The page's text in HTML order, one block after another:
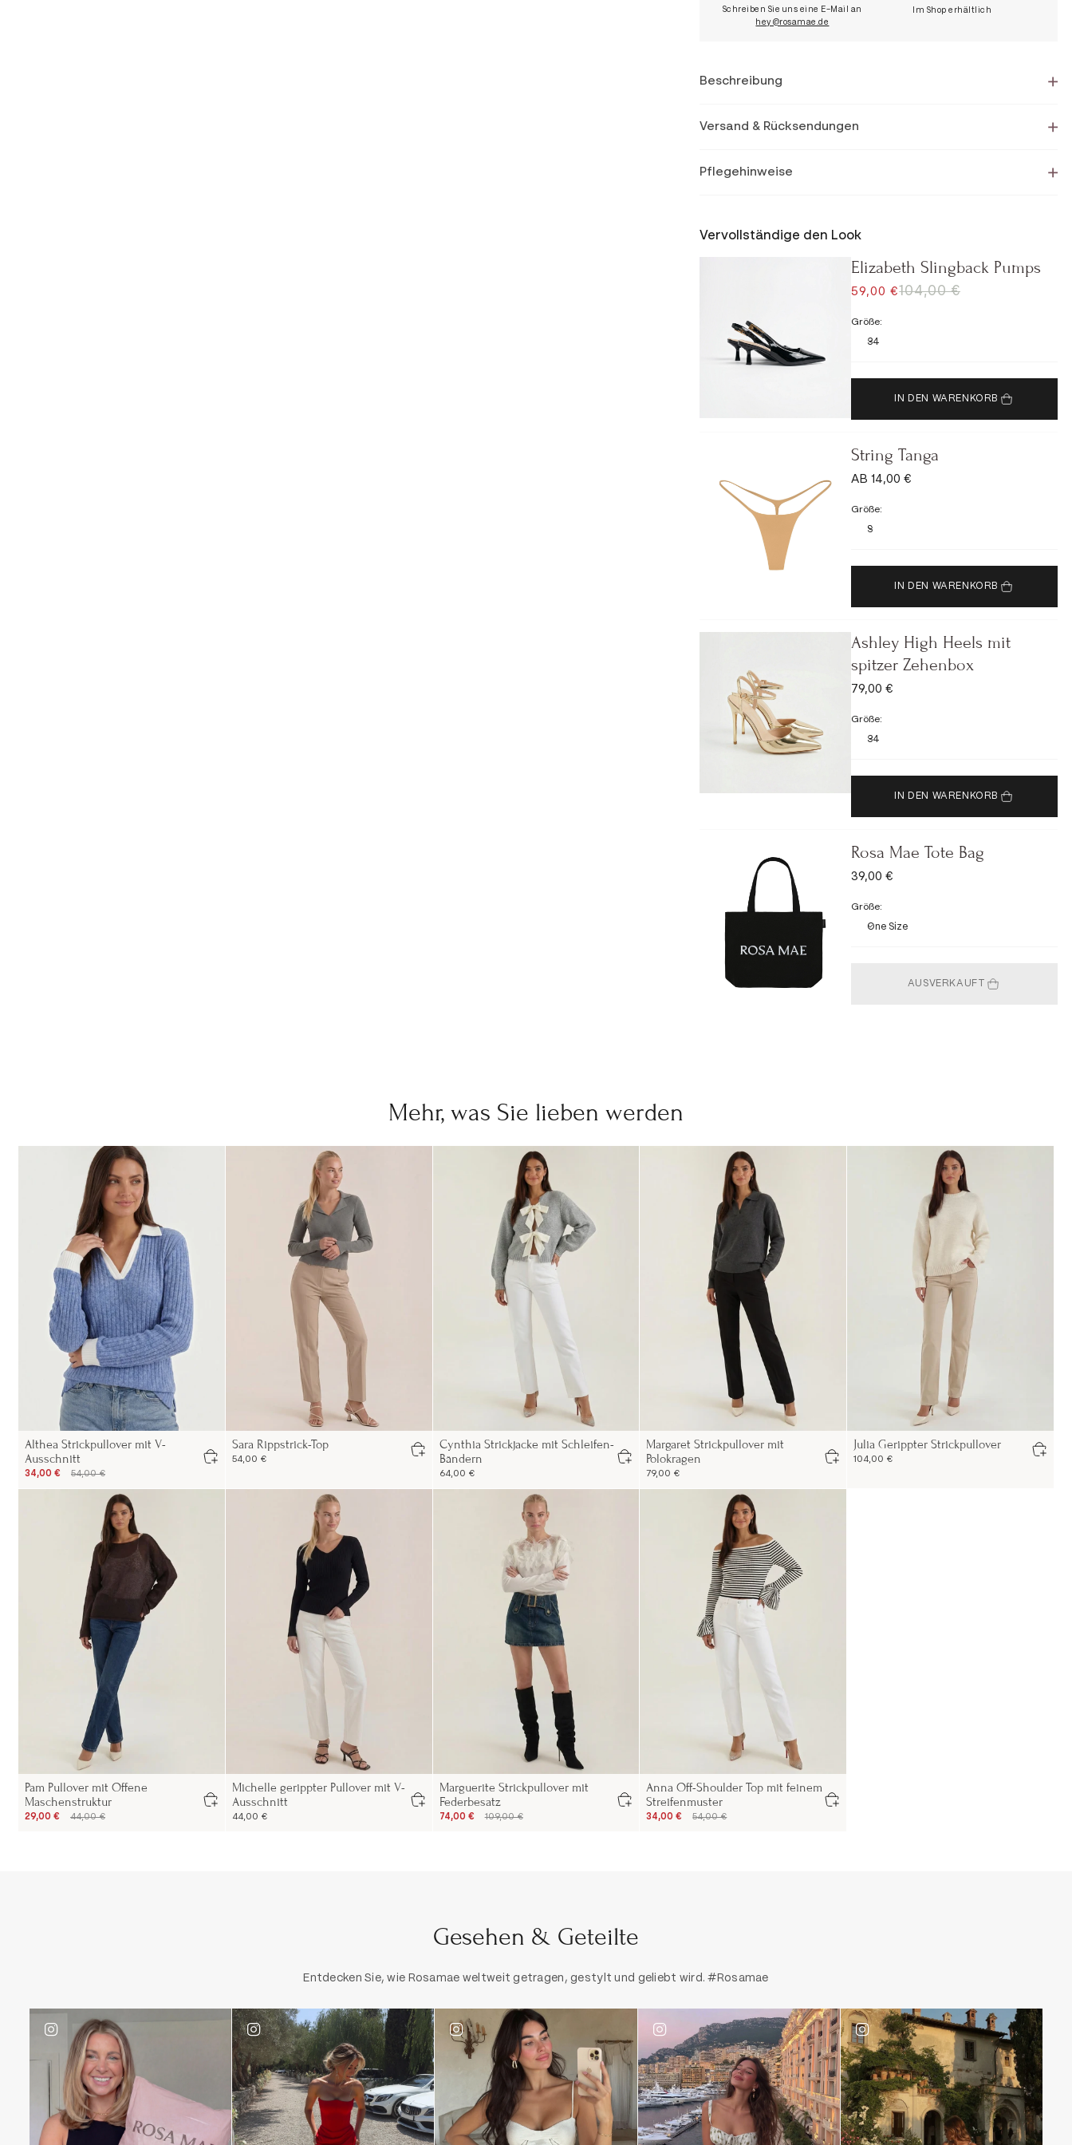
Schreiben Sie uns eine E-Mail an
hey@rosamae.de
Im Shop erhältlich
Beschreibung
Versand & Rücksendungen
Pflegehinweise
Vervollständige den Look
Elizabeth Slingback Pumps
ANGEBOT
59,00 €REGULÄRER PREIS
104,00 €
Größe:
34
IN DEN WARENKORB
String Tanga
ANGEBOT
AB 14,00 €
Größe:
S
IN DEN WARENKORB
Ashley High Heels mit
spitzer Zehenbox
ANGEBOT
79,00 €
Größe:
34
IN DEN WARENKORB
Rosa Mae Tote Bag
ANGEBOT
39,00 €
Größe:
One Size
AUSVERKAUFT
Mehr, was Sie lieben werden
Althea Strickpullover mit V-
Ausschnitt
34,00 € 54,00 €
Sara Rippstrick-Top
54,00 €
Cynthia Strickjacke mit Schleifen-
Bändern
64,00 €
Margaret Strickpullover mit
Polokragen
79,00 €
Julia Gerippter Strickpullover
104,00 €
Pam Pullover mit Offene
Maschenstruktur
29,00 € 44,00 €
Michelle gerippter Pullover mit V-
Ausschnitt
44,00 €
Marguerite Strickpullover mit
Federbesatz
74,00 € 109,00 €
Anna Off-Shoulder Top mit feinem
Streifenmuster
34,00 € 54,00 €
Gesehen & Geteilte
Entdecken Sie, wie Rosamae weltweit getragen, gestylt und geliebt wird. #Rosamae